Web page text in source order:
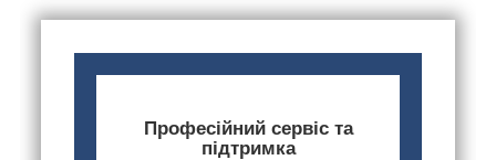
Професійний сервіс та
підтримка